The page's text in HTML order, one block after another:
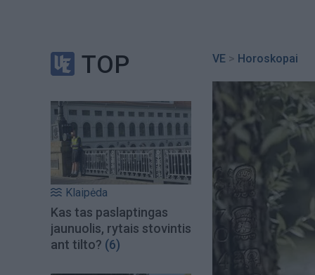
TOP
Klaipėda
Kas tas paslaptingas
jaunuolis, rytais stovintis
ant tilto? (6)
VE > Horoskopai